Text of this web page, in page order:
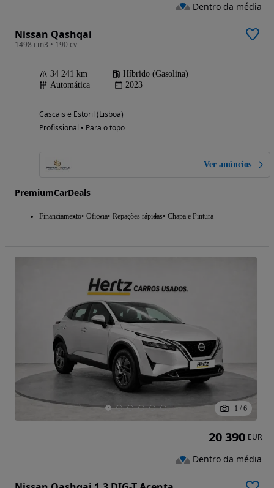
Nissan Qashqai
1498 cm3 • 190 cv
34 241 km
Híbrido (Gasolina)
Automática
2023
Cascais e Estoril (Lisboa)
Profissional • Para o topo
Ver anúncios
PremiumCarDeals
Financiamento Oficina Repações rápidas Chapa e Pintura
Dentro da média
1 / 6
20 390 EUR
Dentro da média